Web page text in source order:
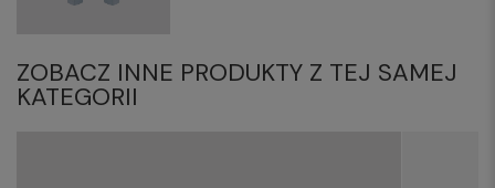
ZOBACZ INNE PRODUKTY Z TEJ SAMEJ
KATEGORII